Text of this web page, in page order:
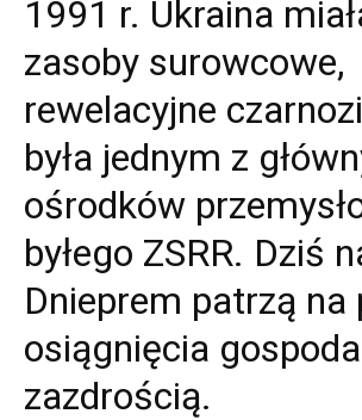
1991 r. Ukraina
zasoby surowcowe,
rewelacyjne
była jednym z
ośrodków
byłego ZSRR. Dziś
Dnieprem patrzą na
osiągnięcia
zazdrością.